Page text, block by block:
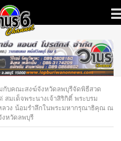
กับคณะสงฆ์จังหวัดลพบุรีจัดพิธีสวด
มเด็จพระนางเจ้าสิริกิติ์ พระบรม
วง น้อมรำลึกในพระมหากรุณาธิคุณ ณ
งหวัดลพบุรี